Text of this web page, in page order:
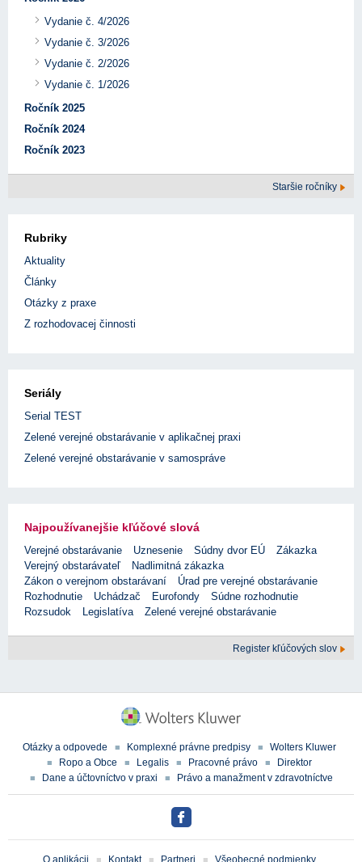
Vydanie č. 4/2026
Vydanie č. 3/2026
Vydanie č. 2/2026
Vydanie č. 1/2026
Ročník 2025
Ročník 2024
Ročník 2023
Staršie ročníky
Rubriky
Aktuality
Články
Otázky z praxe
Z rozhodovacej činnosti
Seriály
Serial TEST
Zelené verejné obstarávanie v aplikačnej praxi
Zelené verejné obstarávanie v samospráve
Najpoužívanejšie kľúčové slová
Verejné obstarávanie Uznesenie Súdny dvor EÚ
Zákazka
Verejný obstarávateľ
Nadlimitná zákazka
Zákon o verejnom obstarávaní
Úrad pre verejné obstarávanie
Rozhodnutie
Uchádzač Eurofondy
Súdne rozhodnutie
Rozsudok
Legislatíva Zelené verejné obstarávanie
Register kľúčových slov
Otázky a odpovede Komplexné právne predpisy
Wolters Kluwer
Ropo a Obce
Legalis Pracovné právo
Direktor
Dane a účtovníctvo v praxi
Právo a manažment v zdravotníctve